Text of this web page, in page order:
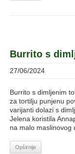
Burrito s
27/06/2024
Burrito s dimljenim
za tortilju punjenu
varijanti dolazi s
Jelena koristila
na malo maslinovog
Opširnije